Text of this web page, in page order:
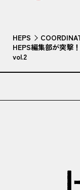
HEPS
HEPS編集部が突撃
vol.2